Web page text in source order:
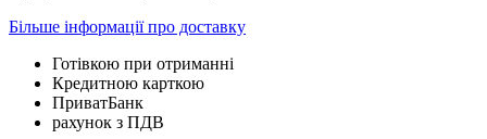
Більше інформації про доставку
Готівкою при отриманні
Кредитною карткою
ПриватБанк
рахунок з ПДВ